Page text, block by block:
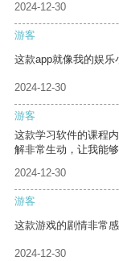
2024-12-30
游客
这款app就像我的娱乐
2024-12-30
游客
这款学习软件的课程
解非常生动，让我能
2024-12-30
游客
这款游戏的剧情非常
2024-12-30